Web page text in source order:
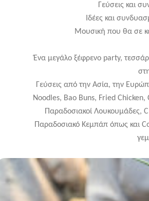
Γεύσεις και
Ιδέες και
Μουσική που θα σε
Ένα μεγάλο ξέφρενο party,
Γεύσεις από την Ασία, την
Noodles, Bao Buns, Fried
Παραδοσιακοί Λουκουμάδες,
Παραδοσιακό Κεμπάπ όπως και